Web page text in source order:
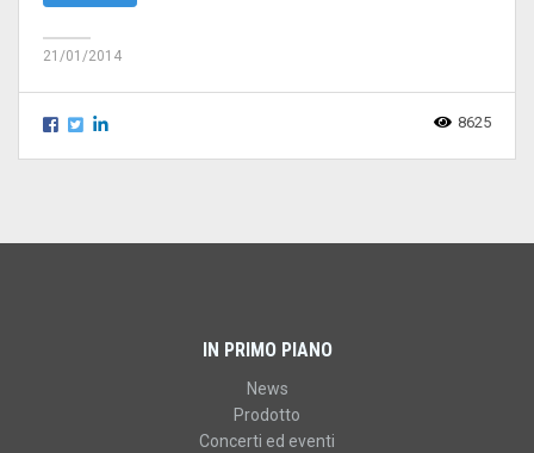
21/01/2014
8625
IN PRIMO PIANO
News
Prodotto
Concerti ed eventi